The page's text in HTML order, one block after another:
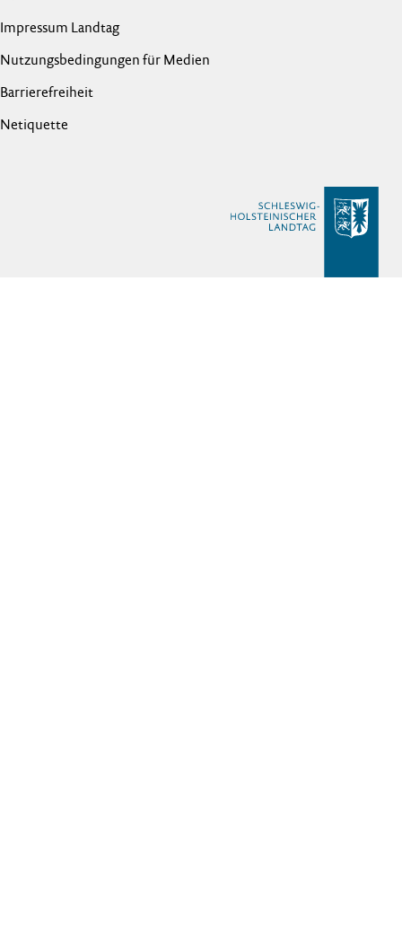
Impressum Landtag
Nutzungsbedingungen für Medien
Barrierefreiheit
Netiquette